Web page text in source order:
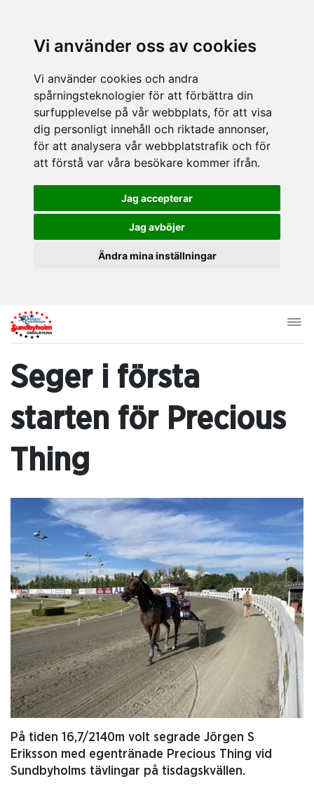
Vi använder oss av cookies
Vi använder cookies och andra
spårningsteknologier för att förbättra din
surfupplevelse på vår webbplats, för att visa
dig personligt innehåll och riktade annonser,
för att analysera vår webbplatstrafik och för
att förstå var våra besökare kommer ifrån.
Jag accepterar
Jag avböjer
Ändra mina inställningar
Seger i första
starten för Precious
Thing
På tiden 16,7/2140m volt segrade Jörgen S
Eriksson med egentränade Precious Thing vid
Sundbyholms tävlingar på tisdagskvällen.